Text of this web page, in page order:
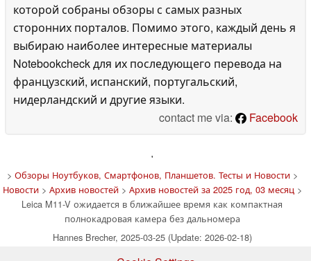
которой собраны обзоры с самых разных
сторонних порталов. Помимо этого, каждый день я
выбираю наиболее интересные материалы
Notebookcheck для их последующего перевода на
французский, испанский, португальский,
нидерландский и другие языки.
contact me via:
Facebook
'
> Обзоры Ноутбуков, Смартфонов, Планшетов. Тесты и Новости>
Новости> Архив новостей> Архив новостей за 2025 год, 03 месяц >
Leica M11-V ожидается в ближайшее время как компактная
полнокадровая камера без дальномера
Hannes Brecher, 2025-03-25 (Update: 2026-02-18)